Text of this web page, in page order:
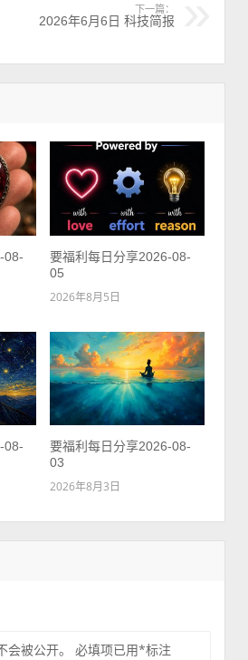
下一篇：
2026年6月6日 科技简报
08-
要福利每日分享2026-08-
05
2026年8月5日
08-
要福利每日分享2026-08-
03
2026年8月3日
被公开。 必填项已用*标注